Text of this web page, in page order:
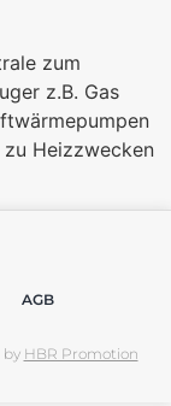
zum
z.B. Gas
Heizzwecken
AGB
by HBR Promotion